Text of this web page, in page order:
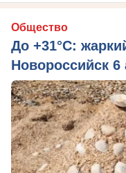
Общество
До +31°C:
Новороссийск 6